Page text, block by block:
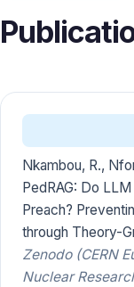
Nkambou, R.,
PedRAG: Do
Preach?
through Theory-
Zenodo (CERN
Nuclear